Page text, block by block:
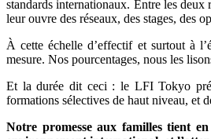
standards internationaux. Entre les
leur ouvre des réseaux, des stages, des
À cette échelle d’effectif et surtout à
mesure. Nos pourcentages, nous les
Et la durée dit ceci : le LFI Tokyo
formations sélectives de haut niveau, et
Notre promesse aux familles tient